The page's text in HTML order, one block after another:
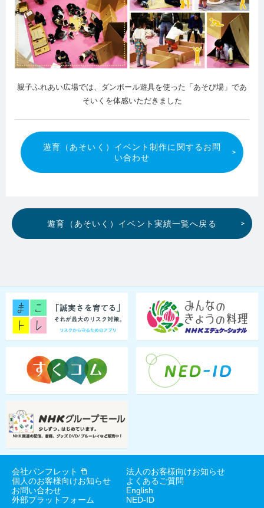
親子ふれあい広場では、ダンボール遊具を使った「あそび場」であ
そいくを体感いただきました
遊育（あそいく）イベント制作に関するお問
い合わせ
遊育（あそいく）イベント実績一覧へ戻る
会社パンフレット
法人のお客様向けお知らせ
個人のお客様向けお知らせ
よくあるご質問
お問い合わせ
English
外部プラットフォーム
NED-ID